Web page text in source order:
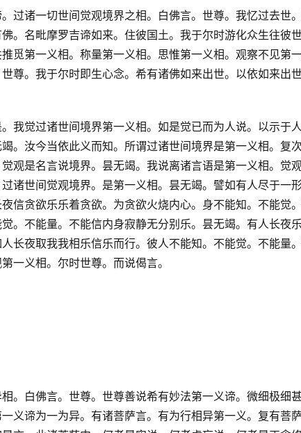
过诸一切世间觉观境界之相。白佛言。世尊。我忆过去世
。名毗摩罗吉谛如来。住彼国土。我于尔时游化众生往彼
觅第一义相。称量第一义相。思惟第一义相。观察不见第
尊。我于尔时即生心念。希有诸佛如来出世。以依如来出
我觉过诸世间境界第一义相。如是觉已而为人说。以示于
。汝今当依此义而知。所谓过诸世间境界是第一义相。复
观是名言说境界。昙无竭。我说离诸言语是第一义相。觉
诸世间觉观境界。是第一义相。昙无竭。譬如有人尽于一
信贪欲乐乐着贪欲。为贪欲火烧内心。身不能知。不能觉
。不能量。不能信内身寂静无分别乐。昙无竭。有人长夜
长夜取我我相乐信乐而行。彼人不能知。不能觉。不能量
一义相。尔时世尊。而说偈言。
。白佛言。世尊。世尊善说希有妙法第一义谛。微细极细
义谛为一为异。有诸菩萨言。有为行相异第一义。复有菩